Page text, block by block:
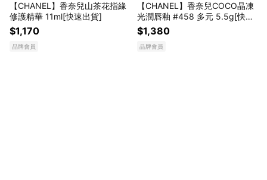
【CHANEL】香奈兒山茶花指緣
修護精華 11ml[快速出貨]
$1,170
品牌會員
【CHANEL】香奈兒COCO晶凍
光潤唇釉 #458 多元 5.5g[快速
出貨]
$1,380
品牌會員